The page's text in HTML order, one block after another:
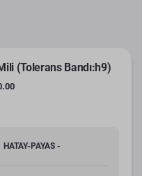
(Tolerans Bandı:h9)
HATAY-PAYAS -